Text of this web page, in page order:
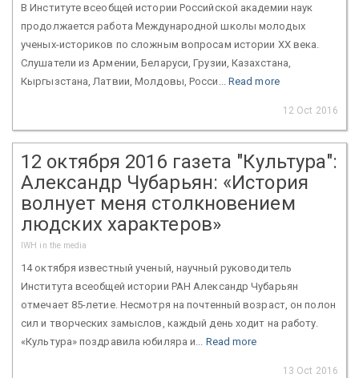
В Институте всеобщей истории Российской академии наук
продолжается работа Международной школы молодых
ученых-историков по сложным вопросам истории XX века.
Слушатели из Армении, Беларуси, Грузии, Казахстана,
Кыргызстана, Латвии, Молдовы, Росси... Read more
12 Oct 2016
12 октября 2016 газета "Культура":
Александр Чубарьян: «История
волнует меня столкновением
людских характеров»
IWH in the media
14 октября известный ученый, научный руководитель
Института всеобщей истории РАН Александр Чубарьян
отмечает 85-летие. Несмотря на почтенный возраст, он полон
сил и творческих замыслов, каждый день ходит на работу.
«Культура» поздравила юбиляра и... Read more
13 Oct 2016